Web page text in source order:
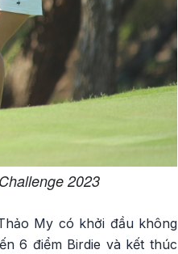
2023
My có khởi đầu không
6 điểm Birdie và kết thúc